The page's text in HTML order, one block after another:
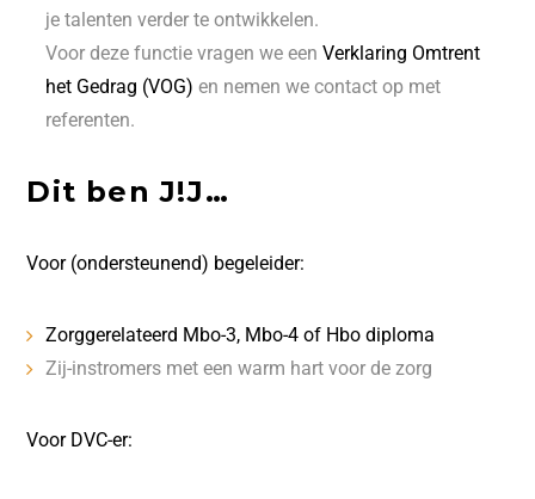
je talenten verder te ontwikkelen.
Voor deze functie vragen we eenVerklaring Omtrent
het Gedrag (VOG) en nemen we contact op met
referenten.
Dit ben J!J…
Voor (ondersteunend) begeleider:
Zorggerelateerd Mbo-3, Mbo-4 of Hbo diploma
Zij-instromers met een warm hart voor de zorg
Voor DVC-er: